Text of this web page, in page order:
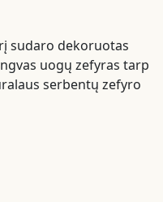
sudaro dekoruotas
uogų zefyras tarp
serbentų zefyro